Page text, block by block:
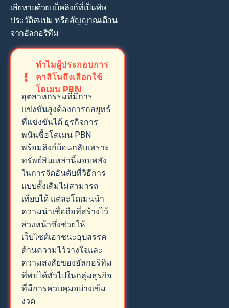
เสียหายด้วยแบ็คลิงก์ที่เป็นพิษ
ประวัติสแปม หรือสัญญาณเตือน
จากอัลกอริทึม
ทำไมผู้ประกอบการ
คาสิโนถึงเลือกใช้
โดเมน PBN
อุตสาหกรรมที่มีการ
แข่งขันสูงต้องการกลยุทธ์
ที่แข่งขันได้ ธุรกิจการ
พนันซื้อโดเมน PBN
พร้อมลิงก์ย้อนกลับเพราะ
ทรัพย์สินเหล่านี้มอบพลัง
ในการจัดอันดับที่วิธีการ
แบบดั้งเดิมไม่สามารถ
เทียบได้ แต่ละโดเมนนำ
ความน่าเชื่อถือที่สร้างไว้
ล่วงหน้าซึ่งช่วยให้
เว็บไซต์เอาชนะอุปสรรค
ด้านความไว้วางใจและ
ความสงสัยของอัลกอริทึม
ที่พบได้ทั่วไปในกลุ่มธุรกิจ
ที่มีการควบคุมอย่างเข้ม
งวด